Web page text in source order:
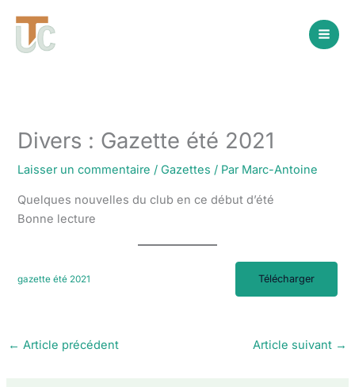
contenu
Divers : Gazette été 2021
Laisser un commentaire / Gazettes / Par Marc-Antoine
Quelques nouvelles du club en ce début d’été
Bonne lecture
gazette été 2021 Télécharger
← Article précédent Article suivant →